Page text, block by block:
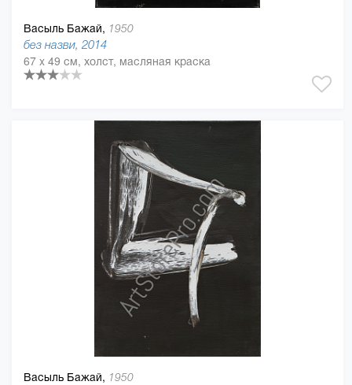
Васыль Бажай, 1950
без назви, 2014
67 x 49 см, холст, масляная краска
Васыль Бажай, 1950